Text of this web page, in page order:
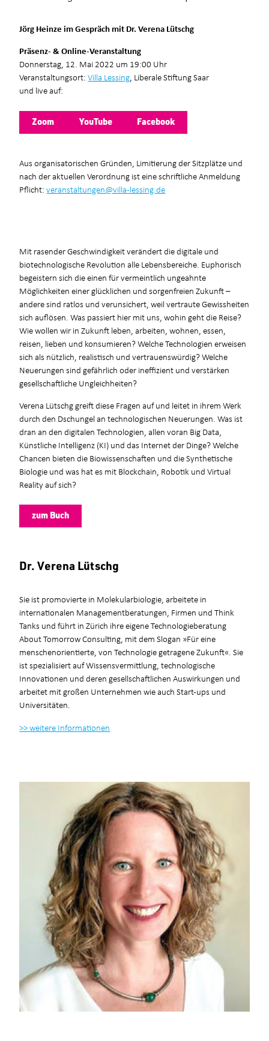
Jörg Heinze im Gespräch mit Dr. Verena Lütschg
Präsenz- & Online-Veranstaltung
Donnerstag, 12. Mai 2022 um 19:00 Uhr
Veranstaltungsort:Villa Lessing, Liberale Stiftung Saar
und live auf:
Zoom YouTube Facebook
Aus organisatorischen Gründen, Limitierung der Sitzplätze und
nach der aktuellen Verordnung ist eine schriftliche Anmeldung
Pflicht:veranstaltungen@villa-lessing.de
Mit rasender Geschwindigkeit verändert die digitale und
biotechnologische Revolution alle Lebensbereiche. Euphorisch
begeistern sich die einen für vermeintlich ungeahnte
Möglichkeiten einer glücklichen und sorgenfreien Zukunft –
andere sind ratlos und verunsichert, weil vertraute Gewissheiten
sich auflösen. Was passiert hier mit uns, wohin geht die Reise?
Wie wollen wir in Zukunft leben, arbeiten, wohnen, essen,
reisen, lieben und konsumieren? Welche Technologien erweisen
sich als nützlich, realistisch und vertrauenswürdig? Welche
Neuerungen sind gefährlich oder ineffizient und verstärken
gesellschaftliche Ungleichheiten?
Verena Lütschg greift diese Fragen auf und leitet in ihrem Werk
durch den Dschungel an technologischen Neuerungen. Was ist
dran an den digitalen Technologien, allen voran Big Data,
Künstliche Intelligenz (KI) und das Internet der Dinge? Welche
Chancen bieten die Biowissenschaften und die Synthetische
Biologie und was hat es mit Blockchain, Robotik und Virtual
Reality auf sich?
zum Buch
Dr. Verena Lütschg
Sie ist promovierte in Molekularbiologie, arbeitete in
internationalen Managementberatungen, Firmen und Think
Tanks und führt in Zürich ihre eigene Technologieberatung
About Tomorrow Consulting, mit dem Slogan »Für eine
menschenorientierte, von Technologie getragene Zukunft«. Sie
ist spezialisiert auf Wissensvermittlung, technologische
Innovationen und deren gesellschaftlichen Auswirkungen und
arbeitet mit großen Unternehmen wie auch Start-ups und
Universitäten.
>> weitere Informationen